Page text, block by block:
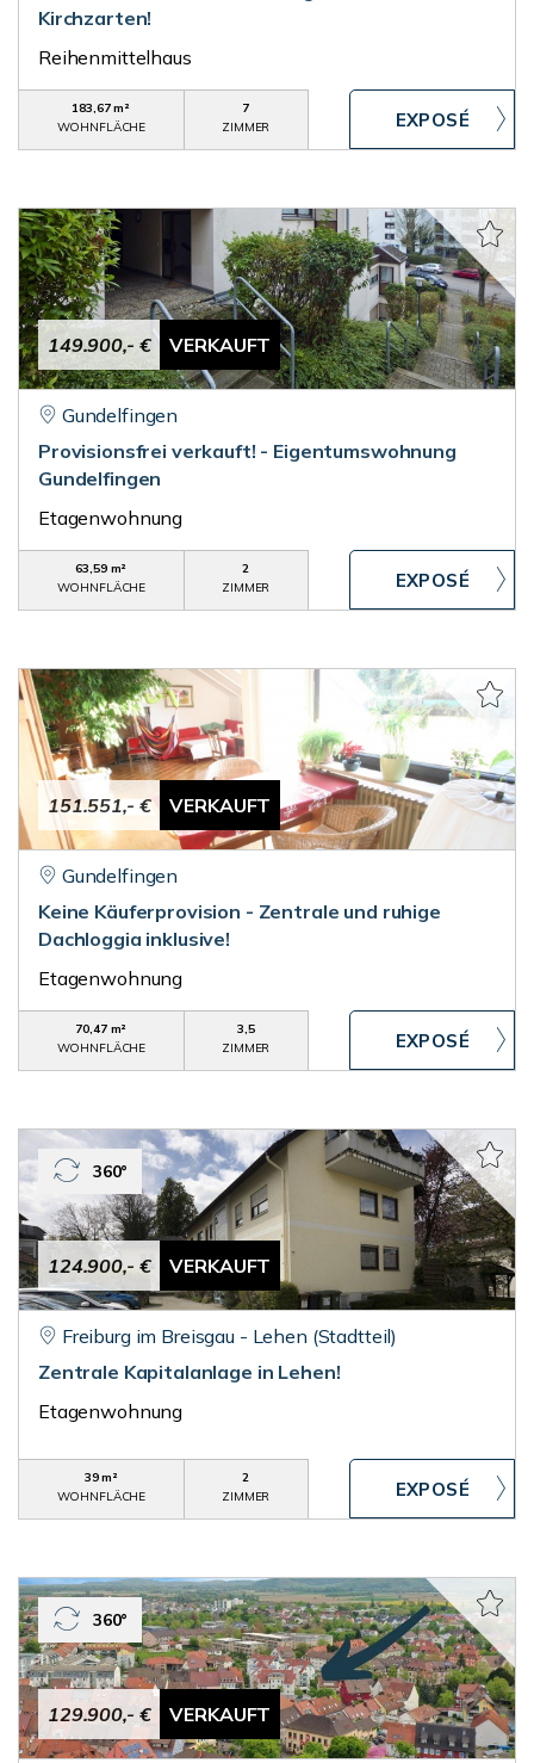
Kirchzarten!
Reihenmittelhaus
183,67 m²
WOHNFLÄCHE
7
ZIMMER
149.900,- € VERKAUFT
Gundelfingen
Provisionsfrei verkauft! - Eigentumswohnung
Gundelfingen
Etagenwohnung
63,59 m²
WOHNFLÄCHE
2
ZIMMER
151.551,- € VERKAUFT
Gundelfingen
Keine Käuferprovision - Zentrale und ruhige
Dachloggia inklusive!
Etagenwohnung
70,47 m²
WOHNFLÄCHE
3,5
ZIMMER
124.900,- € VERKAUFT
360°
Freiburg im Breisgau - Lehen (Stadtteil)
Zentrale Kapitalanlage in Lehen!
Etagenwohnung
39 m²
WOHNFLÄCHE
2
ZIMMER
129.900,- € VERKAUFT
360°